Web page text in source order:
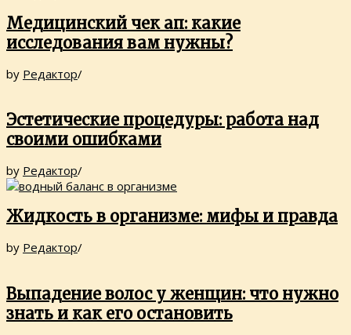
Медицинский чек ап: какие
исследования вам нужны?
by Редактор/
Эстетические процедуры: работа над
своими ошибками
by Редактор/
Жидкость в организме: мифы и правда
by Редактор/
Выпадение волос у женщин: что нужно
знать и как его остановить